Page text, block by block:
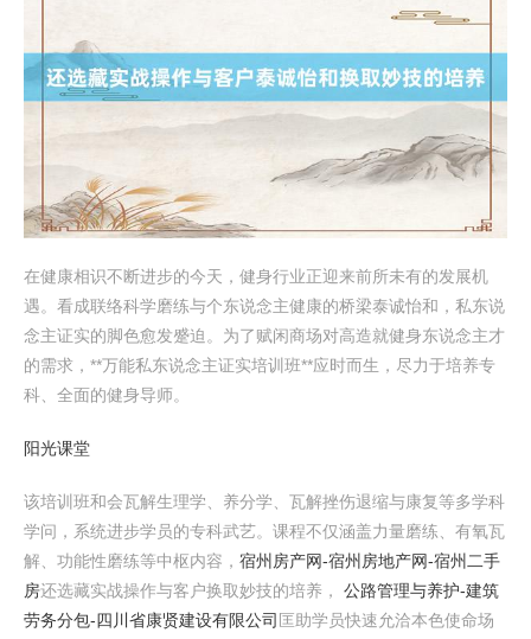
在健康相识不断进步的今天，健身行业正迎来前所未有的发展机
遇。看成联络科学磨练与个东说念主健康的桥梁泰诚怡和，私东说
念主证实的脚色愈发蹙迫。为了赋闲商场对高造就健身东说念主才
的需求，**万能私东说念主证实培训班**应时而生，尽力于培养专
科、全面的健身导师。
阳光课堂
该培训班和会瓦解生理学、养分学、瓦解挫伤退缩与康复等多学科
学问，系统进步学员的专科武艺。课程不仅涵盖力量磨练、有氧瓦
解、功能性磨练等中枢内容， 宿州房产网-宿州房地产网-宿州二手
房还选藏实战操作与客户换取妙技的培养， 公路管理与养护-建筑
劳务分包-四川省康贤建设有限公司 匡助学员快速允洽本色使命场